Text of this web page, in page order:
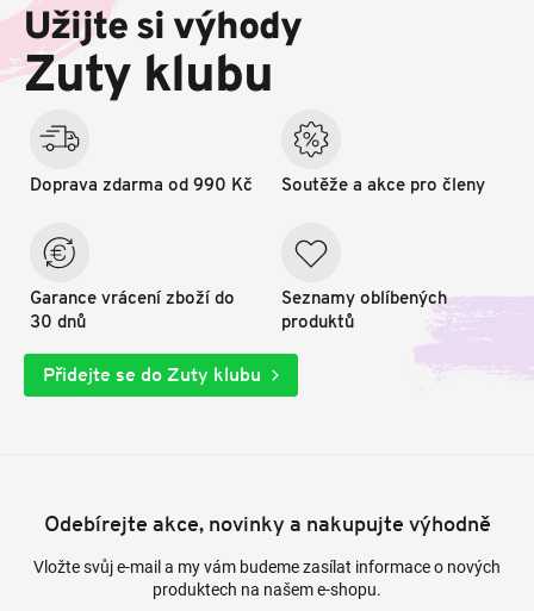
a
í
Užijte si výhody
Zuty klubu
Doprava zdarma od 990 Kč
Garance vrácení zboží do
30 dnů
Soutěže a akce pro členy
Seznamy oblíbených
produktů
Přidejte se do Zuty klubu
Odebírejte akce, novinky a nakupujte výhodně
Vložte svůj e-mail a my vám budeme zasílat informace o nových
produktech na našem e-shopu.